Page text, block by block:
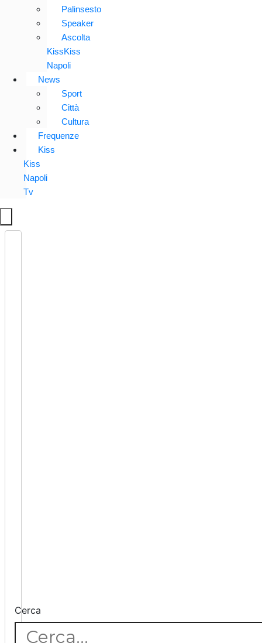
Palinsesto
Speaker
Ascolta
KissKiss
Napoli
News
Sport
Città
Cultura
Frequenze
Kiss
Kiss
Napoli
Tv
Cerca